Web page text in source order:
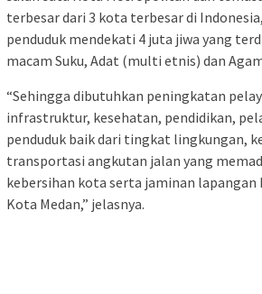
terbesar dari 3 kota terbesar di
penduduk mendekati 4 juta jiwa yang
macam Suku, Adat (multi etnis) dan
“Sehingga dibutuhkan peningkatan
infrastruktur, kesehatan, pendidikan,
penduduk baik dari tingkat lingkungan,
transportasi angkutan jalan yang
kebersihan kota serta jaminan lapangan
Kota Medan,” jelasnya.